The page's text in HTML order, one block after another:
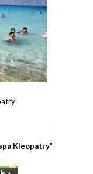
Kleopatry"